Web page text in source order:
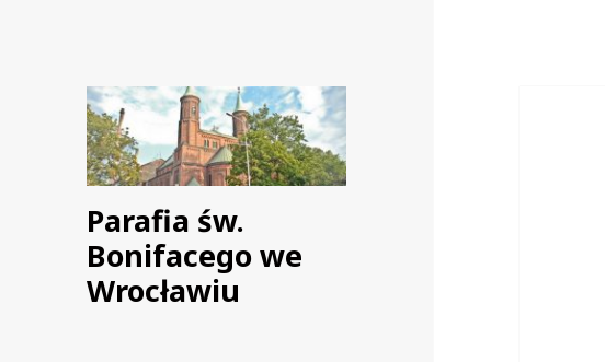
Parafia św.
Bonifacego we
Wrocławiu